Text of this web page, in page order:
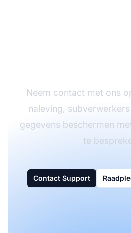
Neem contact met ons
naleving,
gegevens beschermen
te
Contact Support